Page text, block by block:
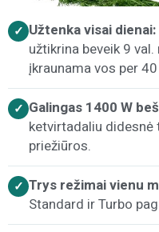
✓ Užtenka visai dienai:
užtikrina beveik 9
įkraunama vos per
✓ Galingas 1400 W
ketvirtadaliu
priežiūros.
✓ Trys režimai vienu
Standard ir Turbo